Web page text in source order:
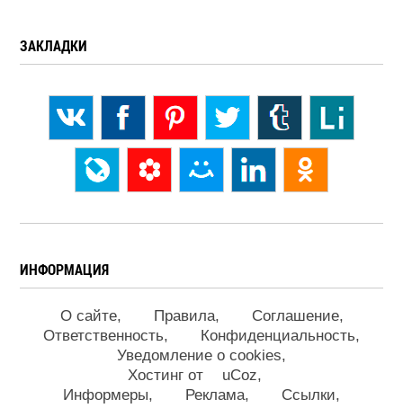
ЗАКЛАДКИ
ИНФОРМАЦИЯ
О сайте Правила
Соглашение
Ответственность
Конфиденциальность
Уведомление о cookies
Хостинг от
uCoz
Информеры
Реклама
Ссылки